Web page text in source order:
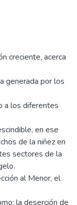
creciente, acerca
generada por los
a los diferentes
en ese
de la niñez en
sectores de la
al Menor, el
la deserción de